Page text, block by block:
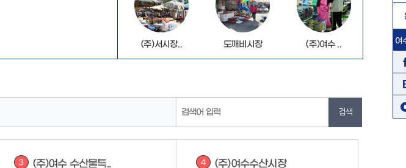
(주)서시장.. 도깨비시장 (주)여수 ..
검색어 입력
3 (주)여수 수산물특.. 4 (주)여수수산시장
여